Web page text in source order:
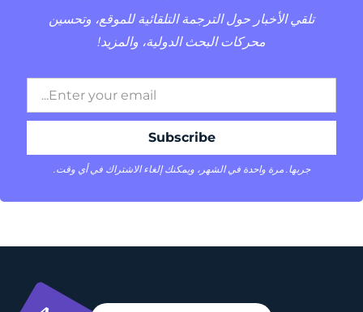
تلقي الأخبار حول الترجمة التلقائية للموقع، وتحسين
محركات البحث الدولية، والمزيد!
جربها. مرة واحدة في الشهر، ويمكنك إلغاء الاشتراك في أي وقت.